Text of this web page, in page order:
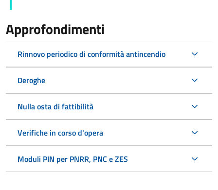
Approfondimenti
Rinnovo periodico di conformità antincendio
Deroghe
Nulla osta di fattibilità
Verifiche in corso d'opera
Moduli PIN per PNRR, PNC e ZES